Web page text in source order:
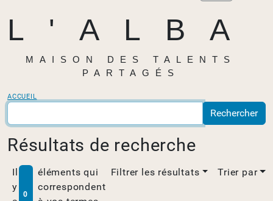
L'ALBA
MAISON DES TALENTS
PARTAGÉS
ACCUEIL
Résultats de recherche
Il
y
0
éléments qui
correspondent
Filtrer les résultats Trier par